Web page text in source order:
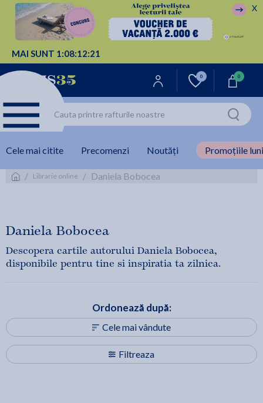
MAI SUNT 1:08:12:20
X
0 0
Cele mai citite Precomenzi Noutăți Promoțiile
/ Librarie online / Daniela Bobocea
Daniela Bobocea
Descopera cartile autorului Daniela Bobocea,
disponibile pentru tine si inspiratia ta zilnica.
Filtreaza
Ordonează după:
Cele mai vândute